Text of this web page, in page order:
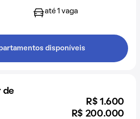
até 1 vaga
disponíveis
de
R$ 1.600
R$ 200.000